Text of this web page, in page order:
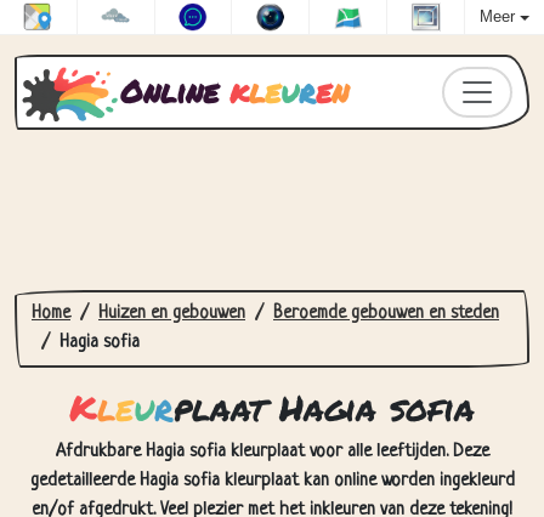
Meer
Online kleuren
Home Huizen en gebouwen
Beroemde gebouwen en steden
Hagia sofia
Kleurplaat Hagia sofia
Afdrukbare Hagia sofia kleurplaat voor alle leeftijden. Deze
gedetailleerde Hagia sofia kleurplaat kan online worden ingekleurd
en/of afgedrukt. Veel plezier met het inkleuren van deze tekening!